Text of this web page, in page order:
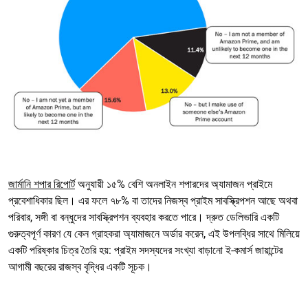
জার্মানি শপার রিপোর্টঅনুযায়ী ১৫% বেশি অনলাইন শপারদের অ্যামাজন প্রাইমে
প্রবেশাধিকার ছিল। এর ফলে ৭৮% বা তাদের নিজস্ব প্রাইম সাবস্ক্রিপশন আছে অথবা
পরিবার, সঙ্গী বা বন্ধুদের সাবস্ক্রিপশন ব্যবহার করতে পারে। দ্রুত ডেলিভারি একটি
গুরুত্বপূর্ণ কারণ যে কেন গ্রাহকরা অ্যামাজনে অর্ডার করেন, এই উপলব্ধির সাথে মিলিয়ে
একটি পরিষ্কার চিত্র তৈরি হয়: প্রাইম সদস্যদের সংখ্যা বাড়ানো ই-কমার্স জায়ান্টের
আগামী বছরের রাজস্ব বৃদ্ধির একটি সূচক।